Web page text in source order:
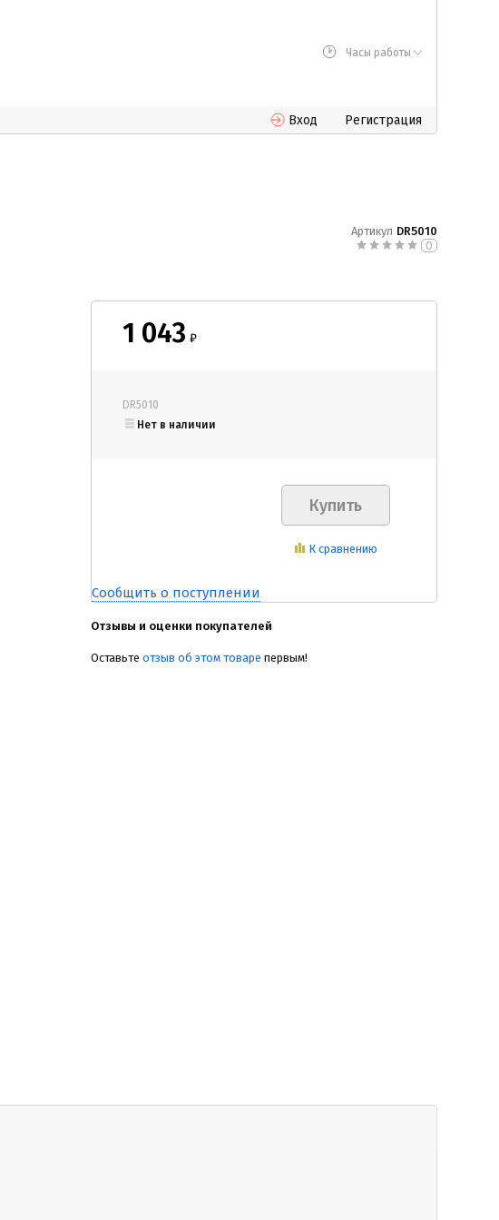
Часы работы
Вход Регистрация
Артикул DR5010
0
1 043 ₽
DR5010
Нет в наличии
К сравнению
Сообщить о поступлении
Отзывы и оценки покупателей
Оставьте отзыв об этом товаре первым!